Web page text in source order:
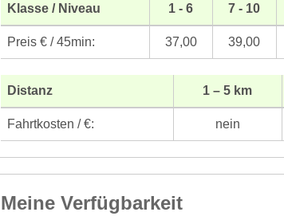
Klasse / Niveau 1 - 6 7 - 10
Preis € / 45min: 37,00 39,00
Distanz 1 – 5 km
Fahrtkosten / €: nein
Meine Verfügbarkeit